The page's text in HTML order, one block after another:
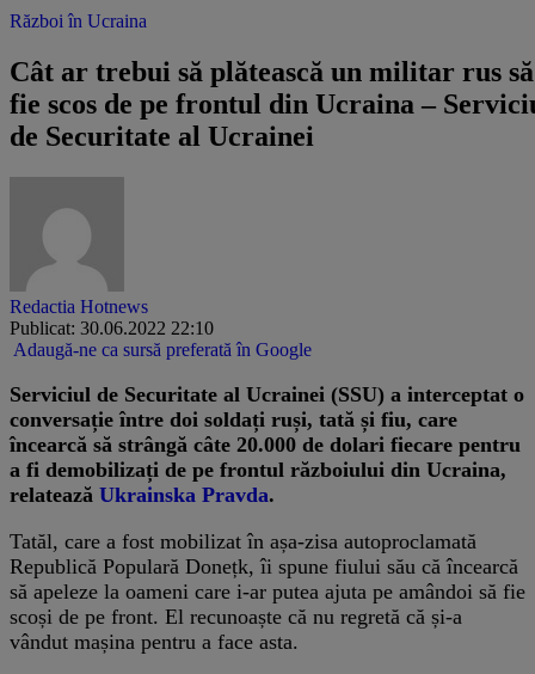
Război în Ucraina
Cât ar trebui să plătească un militar rus să
fie scos de pe frontul din Ucraina –
de Securitate al Ucrainei
Redactia Hotnews
Publicat: 30.06.2022 22:10
Adaugă-ne ca sursă preferată în Google
Serviciul de Securitate al Ucrainei (SSU) a interceptat o
conversație între doi soldați ruși, tată și fiu, care
încearcă să strângă câte 20.000 de dolari fiecare pentru
a fi demobilizați de pe frontul războiului din Ucraina,
relatează Ukrainska Pravda.
Tatăl, care a fost mobilizat în așa-zisa autoproclamată
Republică Populară Donețk, îi spune fiului său că încearcă
să apeleze la oameni care i-ar putea ajuta pe amândoi să fie
scoși de pe front. El recunoaște că nu regretă că și-a
vândut mașina pentru a face asta.